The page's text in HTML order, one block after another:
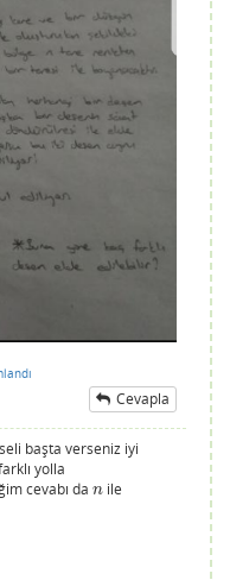
Cevapla
başta verseniz iyi
yolla
cevabı da n
nile